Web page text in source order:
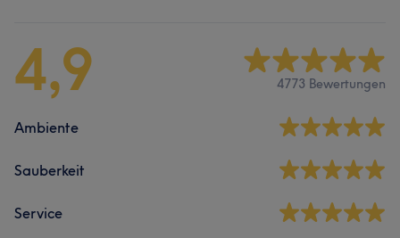
4,9 4773 Bewertungen
Ambiente
Sauberkeit
Service